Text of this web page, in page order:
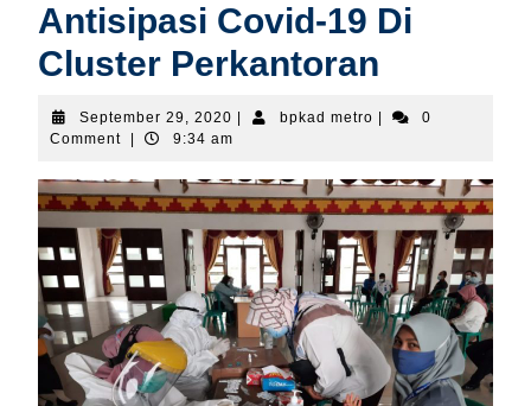
Antisipasi Covid-19 Di
Cluster Perkantoran
September 29, 2020 September
29,
bpkad metro bpkad
0
Comment
9:34 am